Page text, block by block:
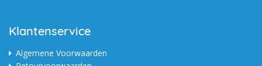
Klantenservice
Algemene Voorwaarden